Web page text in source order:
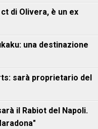
di Olivera, è un ex
una destinazione
sarà proprietario del
il Rabiot del Napoli.